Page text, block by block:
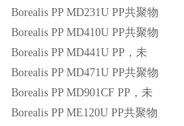
Borealis PP MD231U PP共聚物
Borealis PP MD410U PP共聚物
Borealis PP MD441U PP ，未
Borealis PP MD471U PP共聚物
Borealis PP MD901CF PP ，未
Borealis PP ME120U PP共聚物